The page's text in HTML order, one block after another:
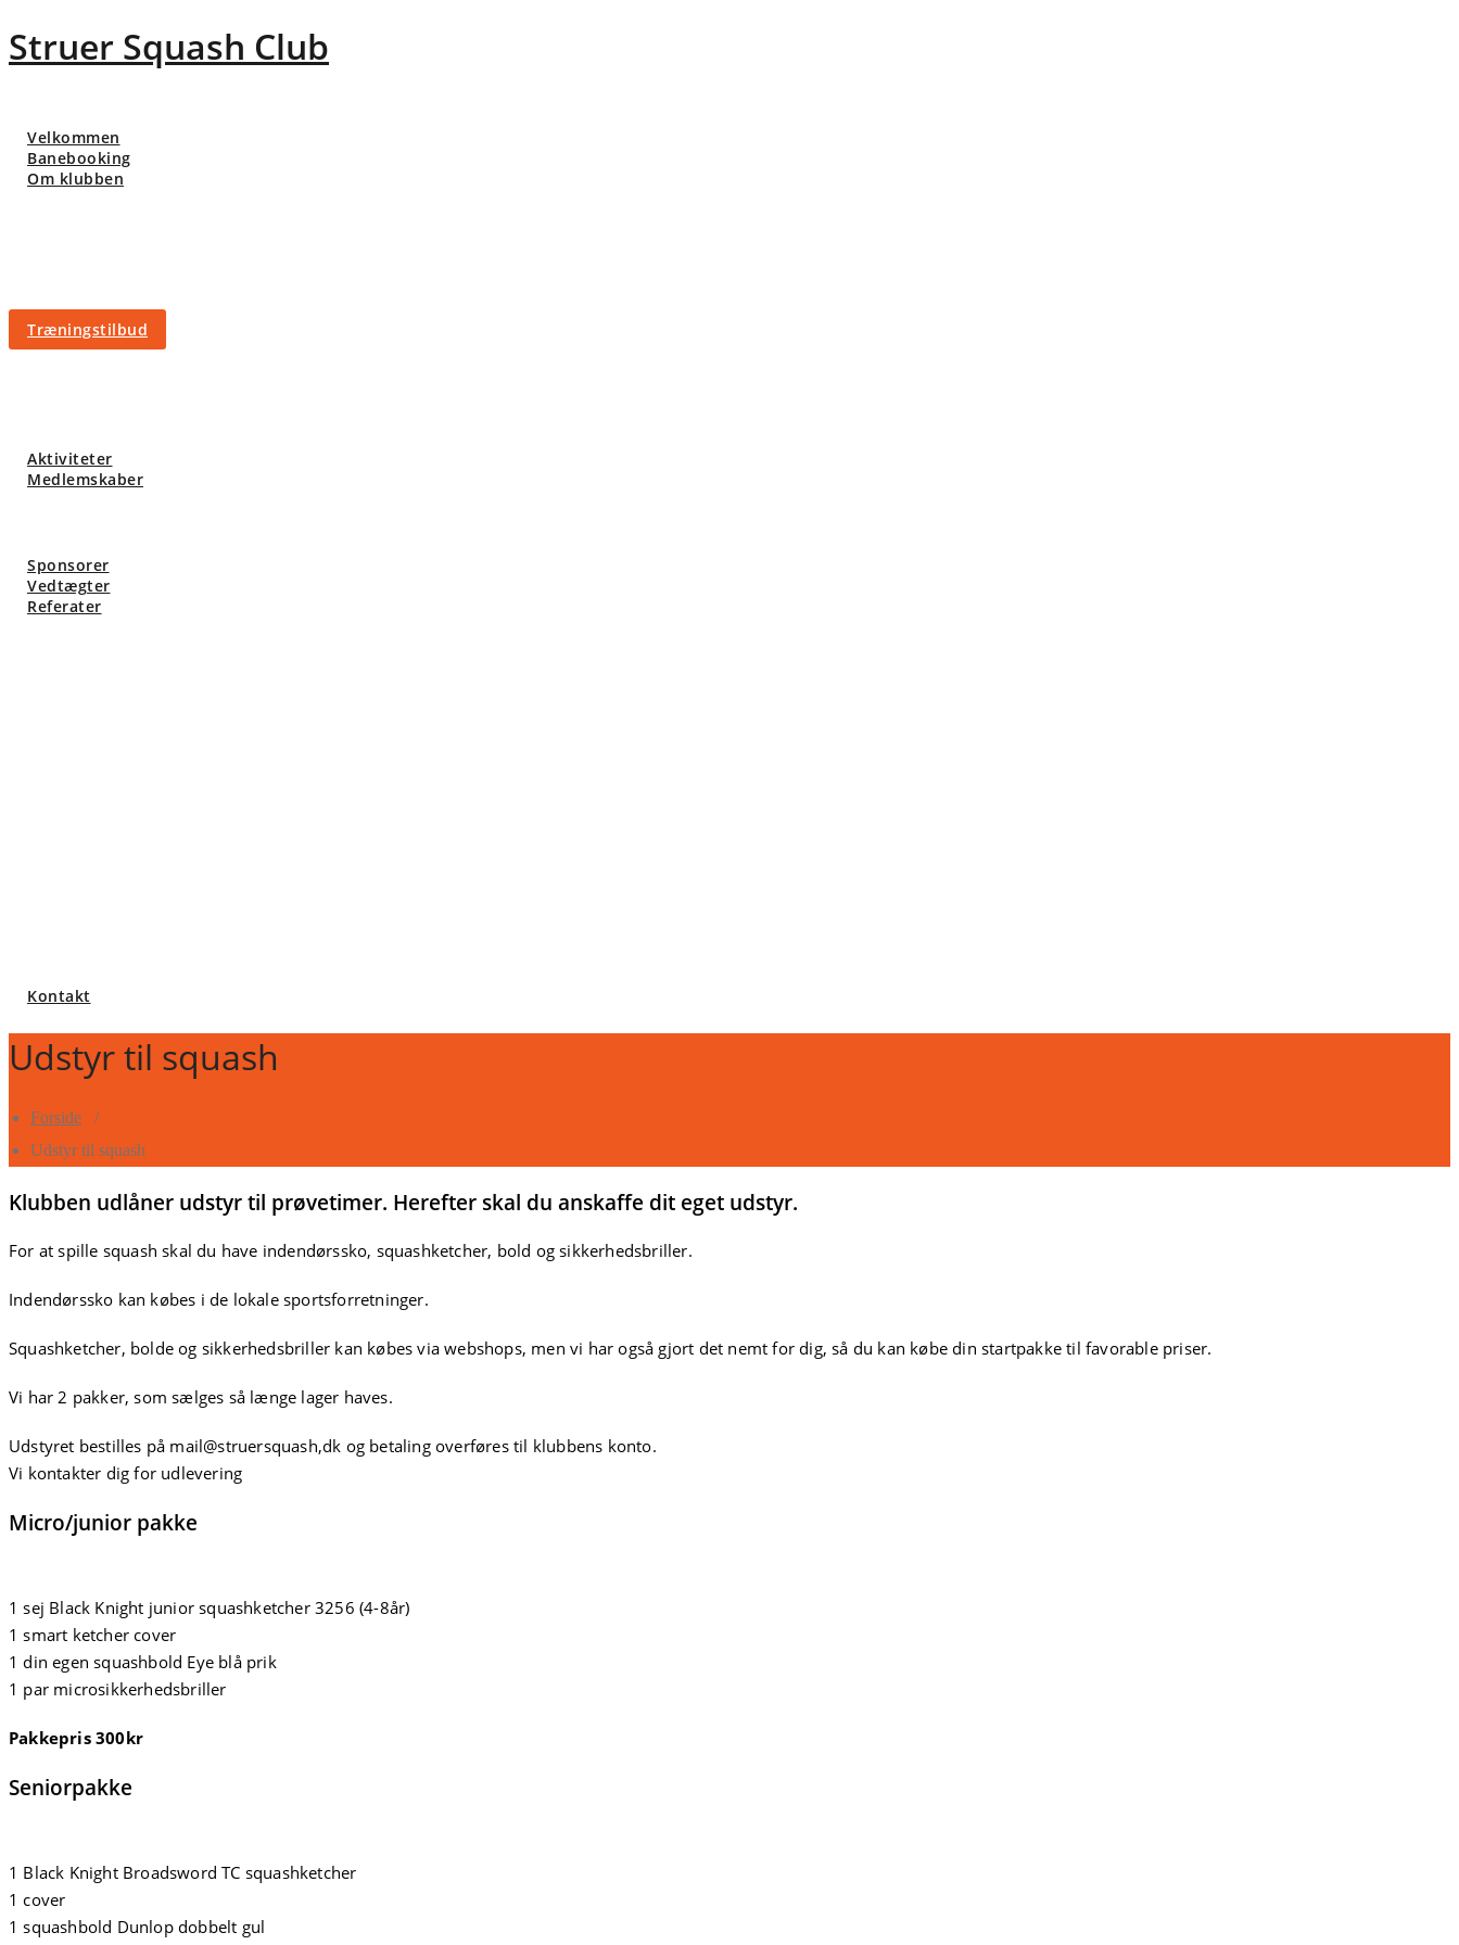
to
content
Struer Squash Club
Velkommen
Banebooking
Om klubben
Træningstilbud
Aktiviteter
Medlemskaber
Sponsorer
Vedtægter
Referater
Kontakt
Udstyr til squash
Forside /
Udstyr til squash
Klubben udlåner udstyr til prøvetimer. Herefter skal du anskaffe dit eget udstyr.
For at spille squash skal du have indendørssko, squashketcher, bold og sikkerhedsbriller.
Indendørssko kan købes i de lokale sportsforretninger.
Squashketcher, bolde og sikkerhedsbriller kan købes via webshops, men vi har også gjort det nemt for dig, så du kan købe din startpakke til favorable priser.
Vi har 2 pakker, som sælges så længe lager haves.
Udstyret bestilles på mail@struersquash,dk og betaling overføres til klubbens konto.
Vi kontakter dig for udlevering
Micro/junior pakke
1 sej Black Knight junior squashketcher 3256 (4-8år)
1 smart ketcher cover
1 din egen squashbold Eye blå prik
1 par microsikkerhedsbriller
Pakkepris 300kr
Seniorpakke
1 Black Knight Broadsword TC squashketcher
1 cover
1 squashbold Dunlop dobbelt gul